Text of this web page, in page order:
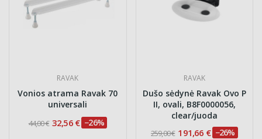
RAVAK
Vonios atrama Ravak 70
universali
44,00 € 32,56 € −26%
RAVAK
Dušo sėdynė Ravak Ovo P
II, ovali, B8F0000056,
clear/juoda
259,00 € 191,66 € −26%